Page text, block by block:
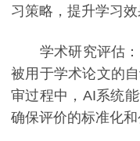
习策略，提升学习效
学术研究评估：
被用于学术论文的
审过程中，AI系统
确保评价的标准化和